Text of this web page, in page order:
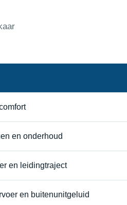
en onderhoud
en leidingtraject
en buitenunitgeluid